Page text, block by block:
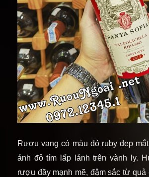
Rượu vang có màu đỏ ruby đẹp
ánh đỏ tím lấp lánh trên vành ly.
rượu đầy mạnh mẽ, đậm sắc từ quả